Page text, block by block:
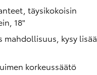
täysikokoisin
18"
mahdollisuus, kysy lisää
korkeussäätö